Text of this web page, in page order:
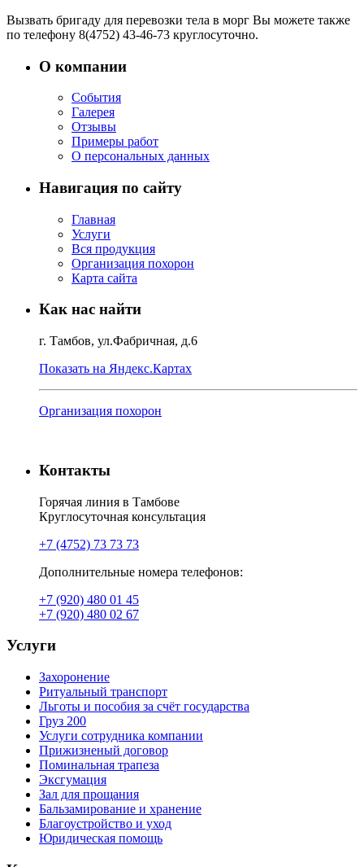
Вызвать бригаду для перевозки тела в морг Вы можете также
по телефону 8(4752) 43-46-73 круглосуточно.
О компании
События
Галерея
Отзывы
Примеры работ
О персональных данных
Навигация по сайту
Главная
Услуги
Вся продукция
Организация похорон
Карта сайта
Как нас найти
г. Тамбов, ул.Фабричная, д.6
Показать на Яндекс.Картах
Организация похорон
Контакты
Горячая линия в Тамбове
Круглосуточная консультация
+7 (4752) 73 73 73
Дополнительные номера телефонов:
+7 (920) 480 01 45
+7 (920) 480 02 67
Услуги
Захоронение
Ритуальный транспорт
Льготы и пособия за счёт государства
Груз 200
Услуги сотрудника компании
Прижизненый договор
Поминальная трапеза
Эксгумация
Зал для прощания
Бальзамирование и хранение
Благоустройство и уход
Юридическая помощь